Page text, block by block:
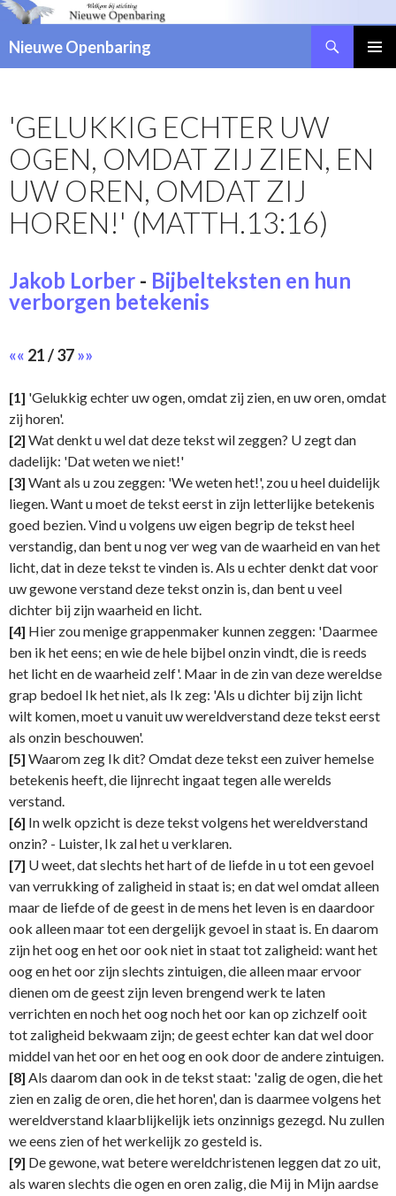
Nieuwe Openbaring
SPRINGEN
'GELUKKIG ECHTER UW
OGEN, OMDAT ZIJ ZIEN, EN
UW OREN, OMDAT ZIJ
HOREN!' (MATTH.13:16)
Jakob Lorber - Bijbelteksten en hun
verborgen betekenis
«« 21 / 37»»
[1] 'Gelukkig echter uw ogen, omdat zij zien, en uw oren, omdat
zij horen'.
[2] Wat denkt u wel dat deze tekst wil zeggen? U zegt dan
dadelijk: 'Dat weten we niet!'
[3] Want als u zou zeggen: 'We weten het!', zou u heel duidelijk
liegen. Want u moet de tekst eerst in zijn letterlijke betekenis
goed bezien. Vind u volgens uw eigen begrip de tekst heel
verstandig, dan bent u nog ver weg van de waarheid en van het
licht, dat in deze tekst te vinden is. Als u echter denkt dat voor
uw gewone verstand deze tekst onzin is, dan bent u veel
dichter bij zijn waarheid en licht.
[4] Hier zou menige grappenmaker kunnen zeggen: 'Daarmee
ben ik het eens; en wie de hele bijbel onzin vindt, die is reeds
het licht en de waarheid zelf'. Maar in de zin van deze wereldse
grap bedoel Ik het niet, als Ik zeg: 'Als u dichter bij zijn licht
wilt komen, moet u vanuit uw wereldverstand deze tekst eerst
als onzin beschouwen'.
[5] Waarom zeg Ik dit? Omdat deze tekst een zuiver hemelse
betekenis heeft, die lijnrecht ingaat tegen alle werelds
verstand.
[6] In welk opzicht is deze tekst volgens het wereldverstand
onzin? - Luister, Ik zal het u verklaren.
[7] U weet, dat slechts het hart of de liefde in u tot een gevoel
van verrukking of zaligheid in staat is; en dat wel omdat alleen
maar de liefde of de geest in de mens het leven is en daardoor
ook alleen maar tot een dergelijk gevoel in staat is. En daarom
zijn het oog en het oor ook niet in staat tot zaligheid: want het
oog en het oor zijn slechts zintuigen, die alleen maar ervoor
dienen om de geest zijn leven brengend werk te laten
verrichten en noch het oog noch het oor kan op zichzelf ooit
tot zaligheid bekwaam zijn; de geest echter kan dat wel door
middel van het oor en het oog en ook door de andere zintuigen.
[8] Als daarom dan ook in de tekst staat: 'zalig de ogen, die het
zien en zalig de oren, die het horen', dan is daarmee volgens het
wereldverstand klaarblijkelijk iets onzinnigs gezegd. Nu zullen
we eens zien of het werkelijk zo gesteld is.
[9] De gewone, wat betere wereldchristenen leggen dat zo uit,
als waren slechts die ogen en oren zalig, die Mij in Mijn aardse